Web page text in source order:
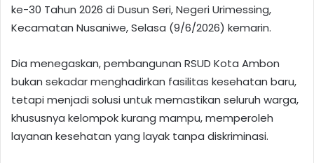
ke-30 Tahun 2026 di Dusun Seri, Negeri Urimessing,
Kecamatan Nusaniwe, Selasa (9/6/2026) kemarin.
Dia menegaskan, pembangunan RSUD Kota Ambon
bukan sekadar menghadirkan fasilitas kesehatan baru,
tetapi menjadi solusi untuk memastikan seluruh warga,
khususnya kelompok kurang mampu, memperoleh
layanan kesehatan yang layak tanpa diskriminasi.